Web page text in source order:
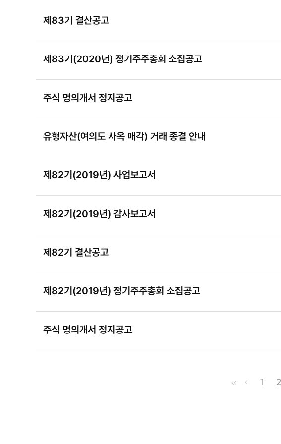
제83기 결산공고
제83기(2020년) 정기주주총회 소집공고
주식 명의개서 정지공고
유형자산(여의도 사옥 매각) 거래 종결 안내
제82기(2019년) 사업보고서
제82기(2019년) 감사보고서
제82기 결산공고
제82기(2019년) 정기주주총회 소집공고
주식 명의개서 정지공고
1 2